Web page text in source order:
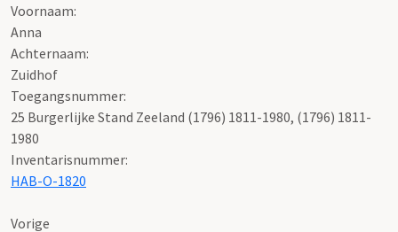
Voornaam:
Anna
Achternaam:
Zuidhof
Toegangsnummer:
25 Burgerlijke Stand Zeeland (1796) 1811-1980, (1796) 1811-
1980
Inventarisnummer:
HAB-O-1820
Vorige